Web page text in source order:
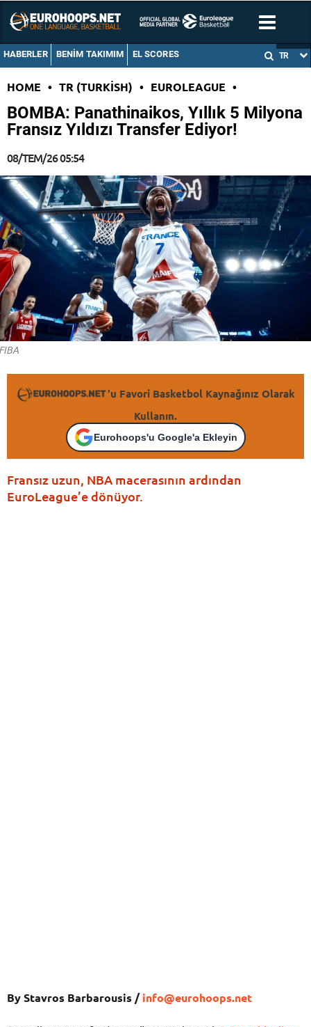
HABERLER BENIM TAKIMIM EL SCORES TR
HOME • TR (TURKISH) • EUROLEAGUE •
BOMBA: Panathinaikos, Yıllık 5 Milyona
Fransız Yıldızı Transfer Ediyor!
08/TEM/26 05:54
'u Favori Basketbol Kaynağınız Olarak
Kullanın.
Eurohoops'u Google'a Ekleyin
Fransız uzun, NBA macerasının ardından
EuroLeague’e dönüyor.
By Stavros Barbarousis /info@eurohoops.net